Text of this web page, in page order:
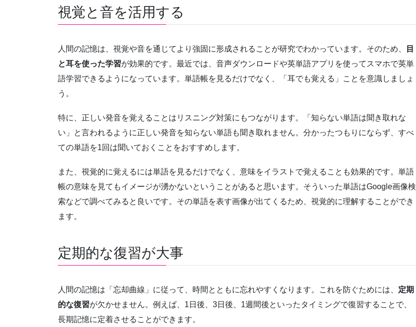
視覚と音を活用する
人間の記憶は、視覚や音を通じてより強固に形成されることが研究でわかっています。そのため、
目
と耳を使った学習が効果的です。最近では、音声ダウンロードや英単語アプリを使ってスマホで英単
語学習できるようになっています。単語帳を見るだけでなく、「耳でも覚える」ことを意識しましょ
う。
特に、正しい発音を覚えることはリスニング対策にもつながります。「知らない単語は聞き取れな
い」と言われるように正しい発音を知らない単語も聞き取れません。分かったつもりにならず、すべ
ての単語を1回は聞いておくことをおすすめします。
また、視覚的に覚えるには単語を見るだけでなく、意味をイラストで覚えることも効果的です。単語
帳の意味を見てもイメージが湧かないということがあると思います。そういった単語はGoogle画像検
索などで調べてみると良いです。その単語を表す画像が出てくるため、視覚的に理解することができ
ます。
定期的な復習が大事
人間の記憶は「忘却曲線」に従って、時間とともに忘れやすくなります。これを防ぐためには、 定期
的な復習が欠かせません。例えば、1日後、3日後、1週間後といったタイミングで復習することで、
長期記憶に定着させることができます。